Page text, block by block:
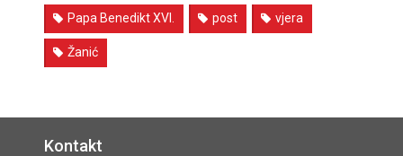
Papa Benedikt XVI. post vjera
Žanić
Kontakt